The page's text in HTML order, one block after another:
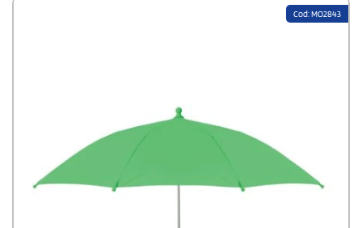
Cod: MO2843